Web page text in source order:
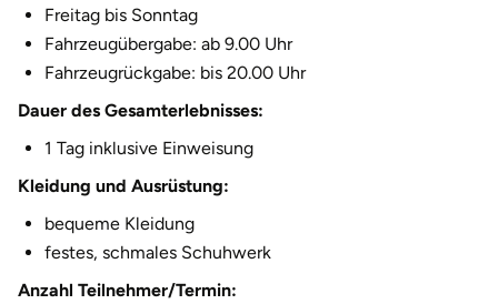
Freitag bis Sonntag
Fahrzeugübergabe: ab 9.00 Uhr
Fahrzeugrückgabe: bis 20.00 Uhr
Dauer des Gesamterlebnisses:
1 Tag inklusive Einweisung
Kleidung und Ausrüstung:
bequeme Kleidung
festes, schmales Schuhwerk
Anzahl Teilnehmer/Termin:
Homburg
Horb am Neckar
Ingolstadt
Jerichower Land